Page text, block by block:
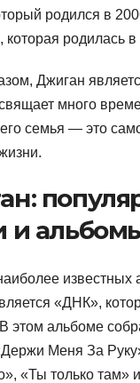
родился в
которая родилась в
Джиган
много
семья — это
и
известных
«ДНК»,
В этом альбоме
Меня За
«Ты только там» и